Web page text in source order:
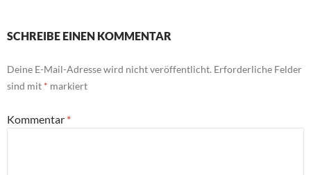
SCHREIBE EINEN KOMMENTAR
Deine E-Mail-Adresse wird nicht veröffentlicht. Erforderliche Felder
sind mit * markiert
Kommentar *